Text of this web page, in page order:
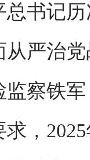
总书记
从严治
监察铁
求，